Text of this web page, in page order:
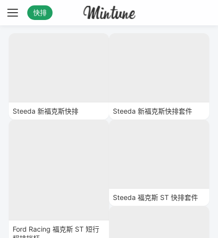
快排
Steeda 新福克斯快排
Ford Racing 福克斯 ST 短行
Steeda 新福克斯快排套件
Steeda 福克斯 ST 快排套件